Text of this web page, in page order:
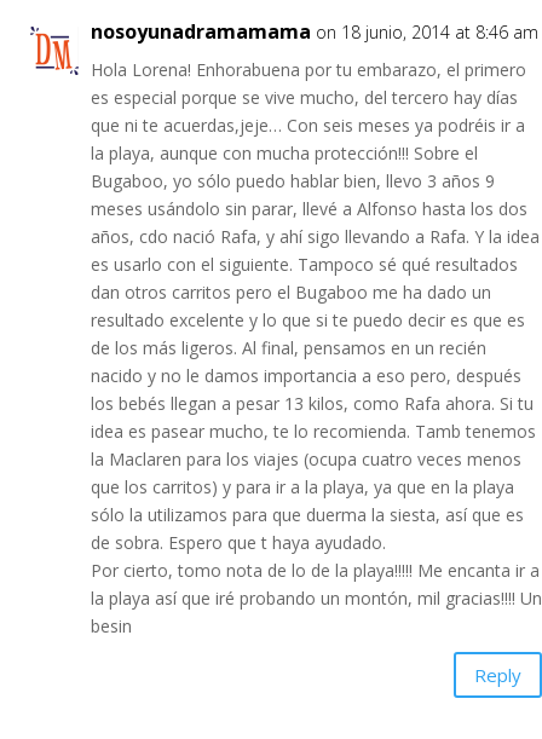
nosoyunadramamama on 18 junio, 2014 at 8:46 am
Hola Lorena! Enhorabuena por tu embarazo, el primero
es especial porque se vive mucho, del tercero hay días
que ni te acuerdas,jeje… Con seis meses ya podréis ir a
la playa, aunque con mucha protección!!! Sobre el
Bugaboo, yo sólo puedo hablar bien, llevo 3 años 9
meses usándolo sin parar, llevé a Alfonso hasta los dos
años, cdo nació Rafa, y ahí sigo llevando a Rafa. Y la idea
es usarlo con el siguiente. Tampoco sé qué resultados
dan otros carritos pero el Bugaboo me ha dado un
resultado excelente y lo que si te puedo decir es que es
de los más ligeros. Al final, pensamos en un recién
nacido y no le damos importancia a eso pero, después
los bebés llegan a pesar 13 kilos, como Rafa ahora. Si tu
idea es pasear mucho, te lo recomienda. Tamb tenemos
la Maclaren para los viajes (ocupa cuatro veces menos
que los carritos) y para ir a la playa, ya que en la playa
sólo la utilizamos para que duerma la siesta, así que es
de sobra. Espero que t haya ayudado.
Por cierto, tomo nota de lo de la playa!!!!! Me encanta ir a
la playa así que iré probando un montón, mil gracias!!!! Un
besin
Reply